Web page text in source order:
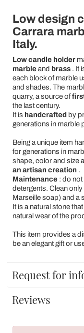
Low design
Carrara
Italy.
Low candle holder
marbleand brass. It
each block of marble
and shades. The
quarry, a source of
the last century.
It is handcrafted by
generations in marble
Being a unique item
for generations in
shape, color and size
an artisan creation .
Maintenance: do not
detergents. Clean
Marseille soap) and a
It is a natural stone
natural wear of the
This item provides a
be an elegant gift or
Request for
Reviews